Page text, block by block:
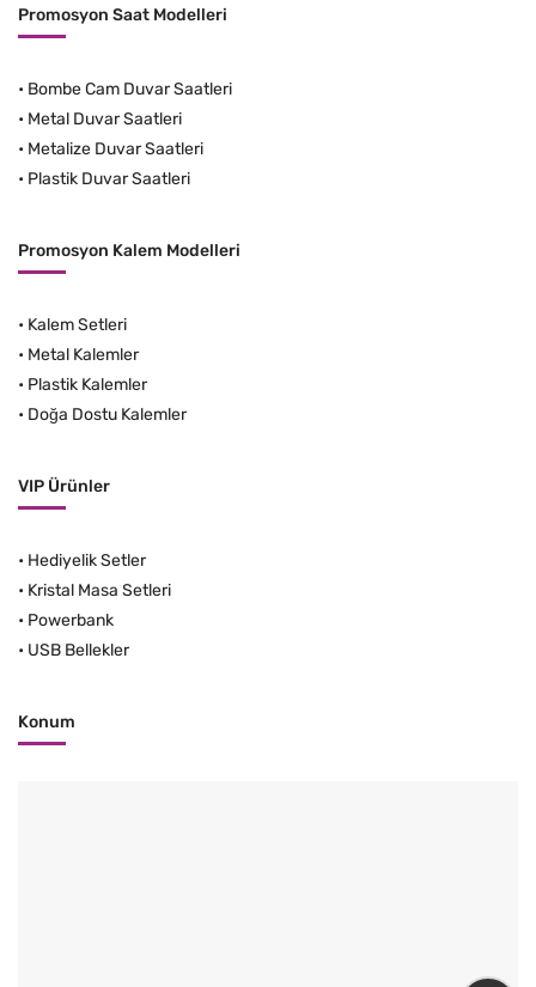
Promosyon Saat Modelleri
• Bombe Cam Duvar Saatleri
• Metal Duvar Saatleri
• Metalize Duvar Saatleri
• Plastik Duvar Saatleri
Promosyon Kalem Modelleri
• Kalem Setleri
• Metal Kalemler
• Plastik Kalemler
• Doğa Dostu Kalemler
VIP Ürünler
• Hediyelik Setler
• Kristal Masa Setleri
• Powerbank
• USB Bellekler
Konum